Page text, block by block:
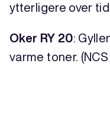
ytterligere over
Oker RY 20:
varme toner.